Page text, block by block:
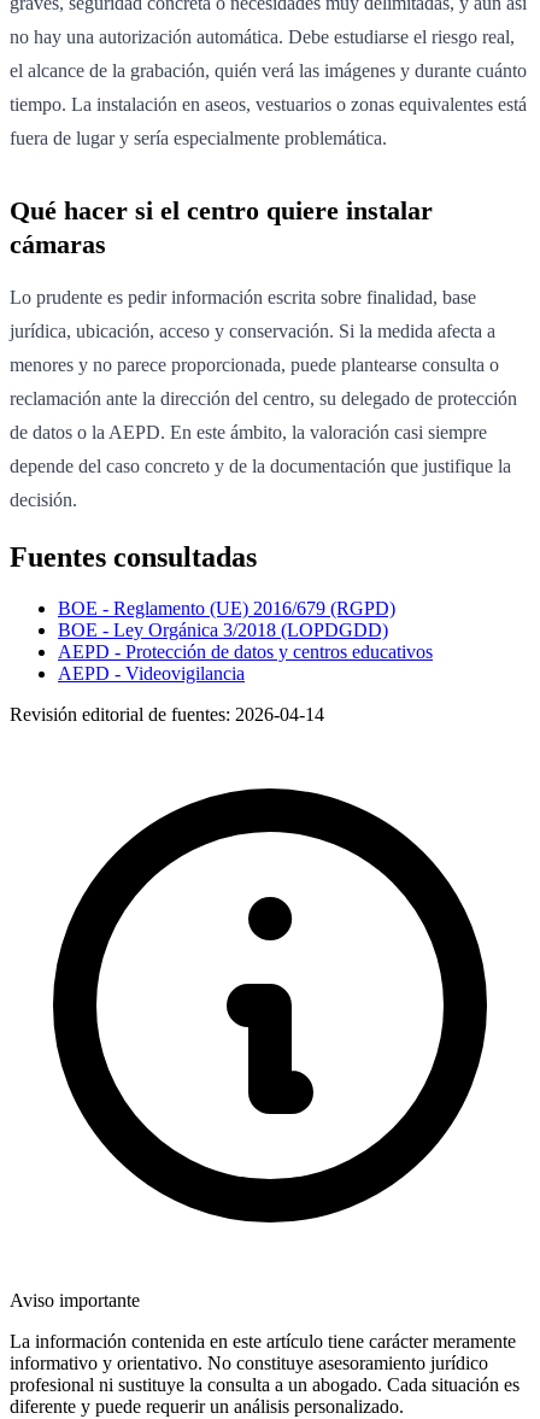
no hay una autorización automática. Debe estudiarse el riesgo real,
el alcance de la grabación, quién verá las imágenes y durante cuánto
tiempo. La instalación en aseos, vestuarios o zonas equivalentes está
fuera de lugar y sería especialmente problemática.
Qué hacer si el centro quiere instalar
cámaras
Lo prudente es pedir información escrita sobre finalidad, base
jurídica, ubicación, acceso y conservación. Si la medida afecta a
menores y no parece proporcionada, puede plantearse consulta o
reclamación ante la dirección del centro, su delegado de protección
de datos o la AEPD. En este ámbito, la valoración casi siempre
depende del caso concreto y de la documentación que justifique la
decisión.
Fuentes consultadas
BOE - Reglamento (UE) 2016/679 (RGPD)
BOE - Ley Orgánica 3/2018 (LOPDGDD)
AEPD - Protección de datos y centros educativos
AEPD - Videovigilancia
Revisión editorial de fuentes: 2026-04-14
Aviso importante
La información contenida en este artículo tiene carácter meramente
informativo y orientativo. No constituye asesoramiento jurídico
profesional ni sustituye la consulta a un abogado. Cada situación es
diferente y puede requerir un análisis personalizado.